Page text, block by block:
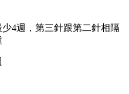
4週，第三針跟第二針相隔